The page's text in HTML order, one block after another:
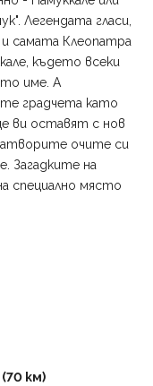
Легендата гласи,
самата Клеопатра
където всеки
име. А
градчета като
ви оставят с нов
очите си
Загадките на
специално място
км)